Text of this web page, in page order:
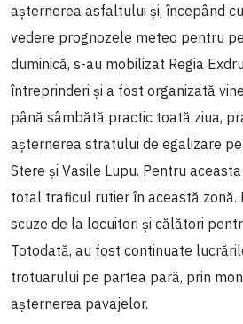
așternerea asfaltului și, începând
vedere prognozele meteo pentru
duminică, s-au mobilizat Regia
întreprinderi și a fost organizată
până sâmbătă practic toată ziua,
așternerea stratului de egalizare
Stere și Vasile Lupu. Pentru
total traficul rutier în această zonă.
scuze de la locuitori și călători
Totodată, au fost continuate
trotuarului pe partea pară, prin
așternerea pavajelor.